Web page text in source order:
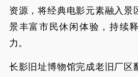
资源，将经典电影元素融入景
景丰富市民休闲体验，持续
力。
长影旧址博物馆完成老旧厂区